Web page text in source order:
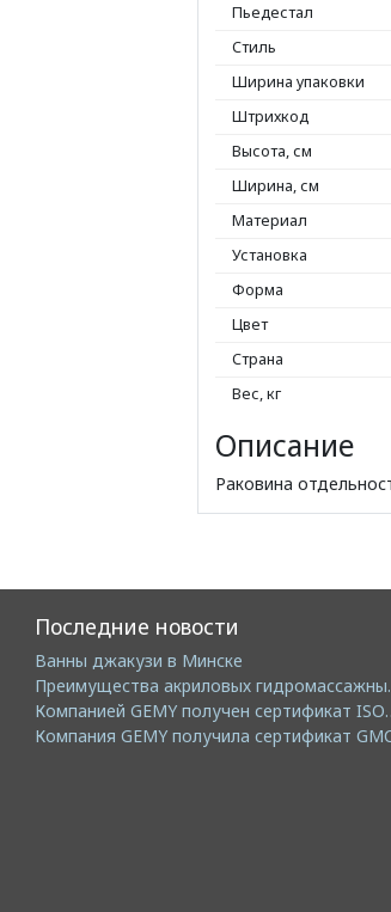
Пьедестал
Стиль
Ширина упаковки
Штрихкод
Высота, см
Ширина, см
Материал
Установка
Форма
Цвет
Страна
Вес, кг
Описание
Раковина
Последние новости
Ванны джакузи в Минске
Компанией
Компания GEMY получила сертификат